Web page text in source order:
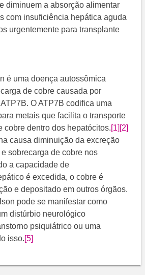
diminuem a absorção alimentar
com insuficiência hepática aguda
urgentemente para transplante
é uma doença autossômica
de cobre causada por
O ATP7B codifica uma
metais que facilita o transporte
cobre dentro dos hepatócitos.[1] [2]
causa diminuição da excreção
sobrecarga de cobre nos
a capacidade de
é excedida, o cobre é
e depositado em outros órgãos.
pode se manifestar como
distúrbio neurológico
psiquiátrico ou uma
isso.​[5]